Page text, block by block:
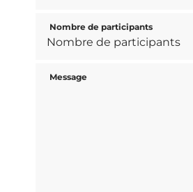
Nombre de participants
Message